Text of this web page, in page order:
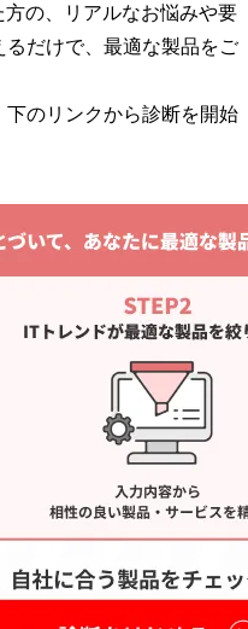
の、リアルなお悩みや要
だけで、最適な製品をご
のリンクから診断を開始